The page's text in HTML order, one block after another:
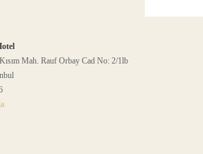
Mah. Rauf Orbay Cad No: 2/1lb